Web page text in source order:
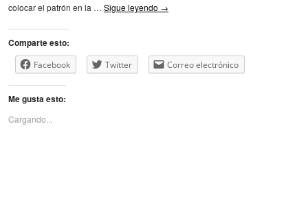
colocar el patrón en la … Sigue leyendo →
Comparte esto:
Facebook Twitter Correo electrónico
Me gusta esto:
Cargando...